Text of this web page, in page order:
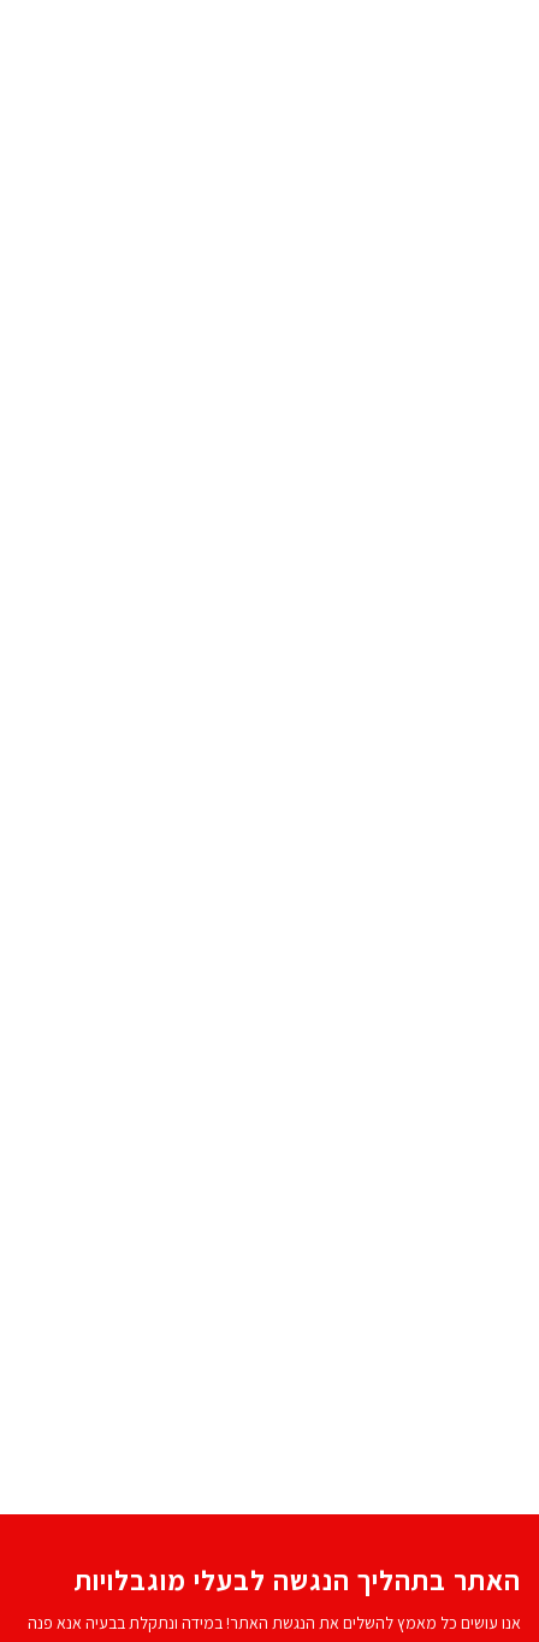
האתר בתהליך הנגשה לבעלי מוגבלויות
אנו עושים כל מאמץ להשלים את הנגשת האתר! במידה ונתקלת בבעיה אנא פנה